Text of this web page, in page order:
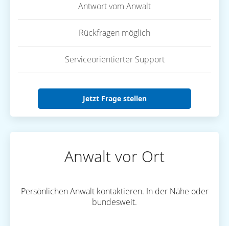
Antwort vom Anwalt
Rückfragen möglich
Serviceorientierter Support
Jetzt Frage stellen
Anwalt vor Ort
Persönlichen Anwalt kontaktieren. In der Nähe oder
bundesweit.